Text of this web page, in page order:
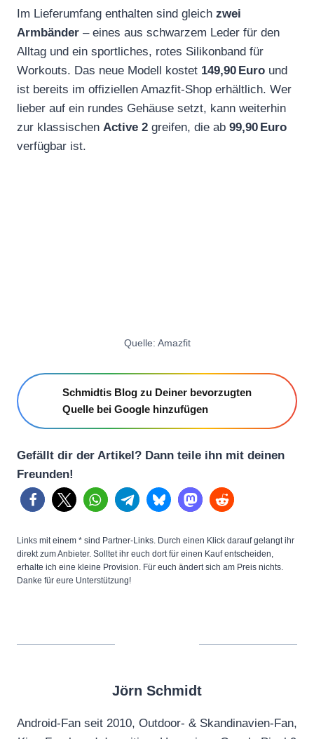
Im Lieferumfang enthalten sind gleich zwei
Armbänder – eines aus schwarzem Leder für den
Alltag und ein sportliches, rotes Silikonband für
Workouts. Das neue Modell kostet 149,90 Euro und
ist bereits im offiziellen Amazfit-Shop erhältlich. Wer
lieber auf ein rundes Gehäuse setzt, kann weiterhin
zur klassischen Active 2 greifen, die ab 99,90 Euro
verfügbar ist.
Quelle: Amazfit
Schmidtis Blog zu Deiner bevorzugten
Quelle bei Google hinzufügen
Gefällt dir der Artikel? Dann teile ihn mit deinen
Freunden!
Links mit einem * sind Partner-Links. Durch einen Klick darauf gelangt ihr
direkt zum Anbieter. Solltet ihr euch dort für einen Kauf entscheiden,
erhalte ich eine kleine Provision. Für euch ändert sich am Preis nichts.
Danke für eure Unterstützung!
Jörn Schmidt
Android-Fan seit 2010, Outdoor- & Skandinavien-Fan,